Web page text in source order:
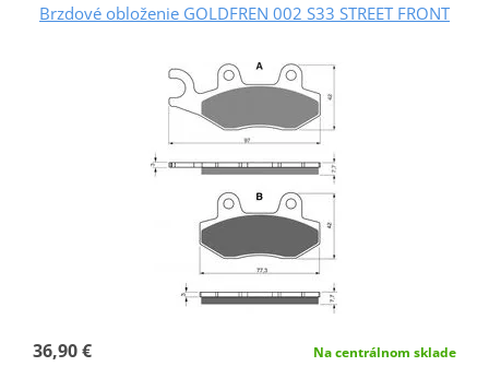
Brzdové obloženie GOLDFREN 002 S33 STREET FRONT
36,90 € Na centrálnom sklade